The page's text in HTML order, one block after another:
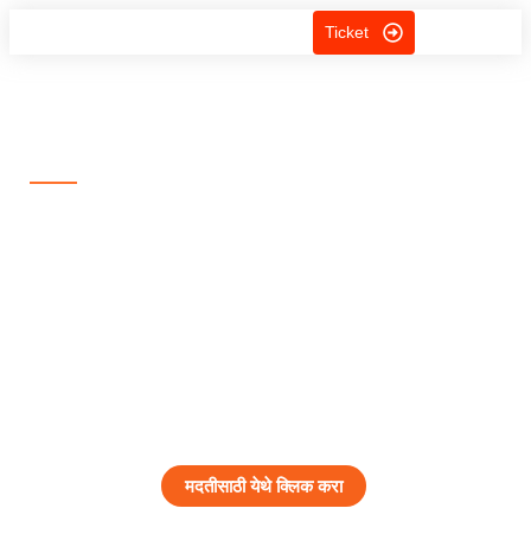
Ticket
मदतीसाठी येथे क्लिक करा